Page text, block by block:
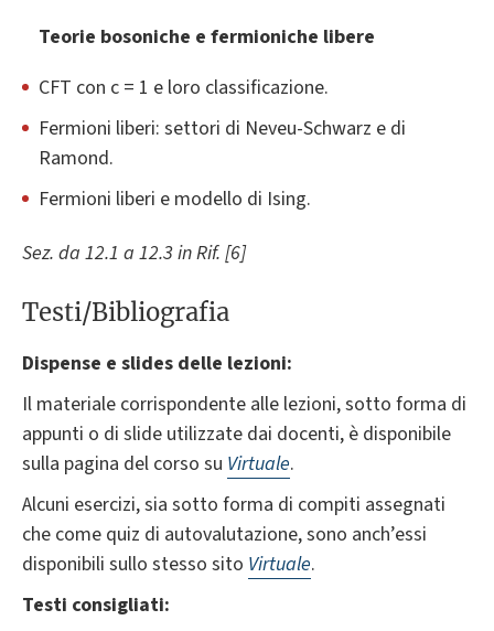
Teorie bosoniche e fermioniche libere
CFT con c = 1 e loro classificazione.
Fermioni liberi: settori di Neveu-Schwarz e di
Ramond.
Fermioni liberi e modello di Ising.
Sez. da 12.1 a 12.3 in Rif. [6]
Testi/Bibliografia
Dispense e slides delle lezioni:
Il materiale corrispondente alle lezioni, sotto forma di
appunti o di slide utilizzate dai docenti, è disponibile
sulla pagina del corso su Virtuale.
Alcuni esercizi, sia sotto forma di compiti assegnati
che come quiz di autovalutazione, sono anch’essi
disponibili sullo stesso sito Virtuale.
Testi consigliati: